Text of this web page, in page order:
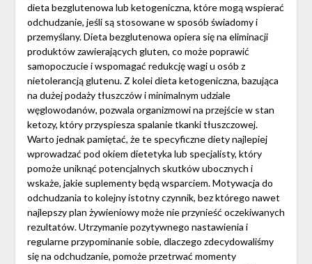
dieta bezglutenowa lub ketogeniczna, które mogą wspierać
odchudzanie, jeśli są stosowane w sposób świadomy i
przemyślany. Dieta bezglutenowa opiera się na eliminacji
produktów zawierających gluten, co może poprawić
samopoczucie i wspomagać redukcję wagi u osób z
nietolerancją glutenu. Z kolei dieta ketogeniczna, bazująca
na dużej podaży tłuszczów i minimalnym udziale
węglowodanów, pozwala organizmowi na przejście w stan
ketozy, który przyspiesza spalanie tkanki tłuszczowej.
Warto jednak pamiętać, że te specyficzne diety najlepiej
wprowadzać pod okiem dietetyka lub specjalisty, który
pomoże uniknąć potencjalnych skutków ubocznych i
wskaże, jakie suplementy będą wsparciem. Motywacja do
odchudzania to kolejny istotny czynnik, bez którego nawet
najlepszy plan żywieniowy może nie przynieść oczekiwanych
rezultatów. Utrzymanie pozytywnego nastawienia i
regularne przypominanie sobie, dlaczego zdecydowaliśmy
się na odchudzanie, pomoże przetrwać momenty